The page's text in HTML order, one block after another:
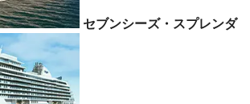
セブンシーズ・スプレンダ